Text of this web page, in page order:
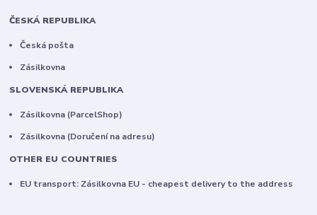
ČESKÁ REPUBLIKA
Česká pošta
Zásilkovna
SLOVENSKÁ REPUBLIKA
Zásilkovna (ParcelShop)
Zásilkovna (Doručení na adresu)
OTHER EU COUNTRIES
EU transport: Zásilkovna EU - cheapest delivery to the address